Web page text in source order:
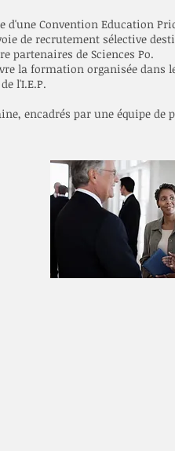
Convention Education
de recrutement sélective
partenaires de Sciences Po.
la formation organisée dans
l'I.E.P.
encadrés par une équipe